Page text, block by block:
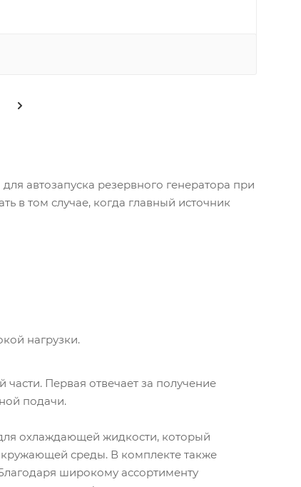
автозапуска резервного генератора при
в том случае, когда главный источник
нагрузки.
Первая отвечает за получение
подачи.
охлаждающей жидкости, который
среды. В комплекте также
широкому ассортименту